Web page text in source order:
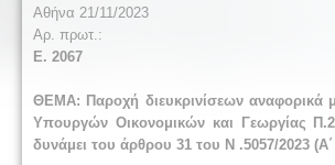
Αθήνα 21/11/2023
Αρ. πρωτ.:
Ε. 2067
ΘΕΜΑ: Παροχή διευκρινίσεων αναφορικά
Υπουργών Οικονομικών και Γεωργίας
δυνάμει του άρθρου 31 του N .5057/2023